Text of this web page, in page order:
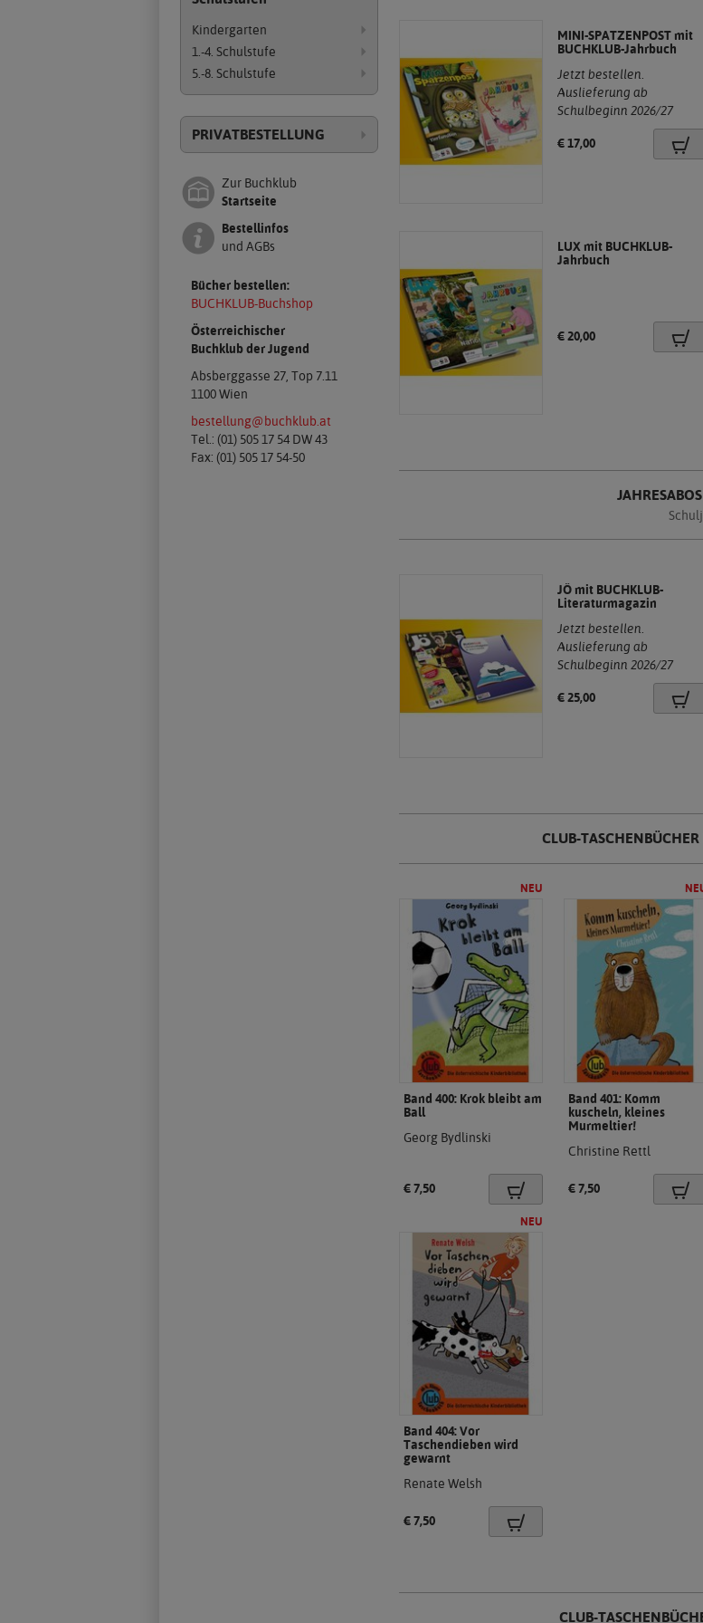
MINI-SPATZENPOST mit
BUCHKLUB-Jahrbuch
Jetzt bestellen.
Auslieferung ab
Schulbeginn 2026/27.
Preis:
€ 17,00
LUX mit BUCHKLUB-
Jahrbuch
Preis:
€ 20,00
JÖ mit BUCHKLUB-
Literaturmagazin
Jetzt bestellen.
Auslieferung ab
Schulbeginn 2026/27.
Preis:
€ 25,00
CLUB-
Band 400: Krok bleibt am
Ball
Georg Bydlinski
Preis:
€ 7,50
Band 401: Komm
kuscheln, kleines
Murmeltier!(Neues
Christine Rettl .
Preis:
€ 7,50
Band 404: Vor
Taschendieben wird
gewarnt
Renate Welsh
Preis:
€ 7,50
CLUB-
Kindergarten
1.-4. Schulstufe
5.-8. Schulstufe
PRIVAT­BESTELLUNG
Zur Buchklub
Startseite
Bestellinfos
und AGBs
Bücher bestellen:
BUCHKLUB-Buchshop
Österreichischer
Buchklub der Jugend
Absberggasse 27, Top 7.11
1100 Wien
bestellung@buchklub.at
Tel.: (01) 505 17 54 DW 43
Fax: (01) 505 17 54-50